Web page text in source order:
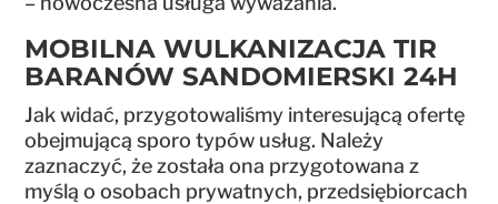
MOBILNA WULKANIZACJA TIR
BARANÓW SANDOMIERSKI 24H
Jak widać, przygotowaliśmy interesującą ofertę
obejmującą sporo typów usług. Należy
zaznaczyć, że została ona przygotowana z
myślą o osobach prywatnych, przedsiębiorcach